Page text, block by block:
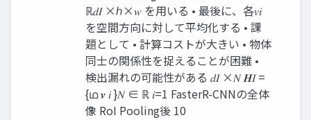
ℝ𝑑𝐼 ×ℎ×𝑤 を用いる • 最後に、各𝑣𝑖
を空間方向に対して平均化する • 課
題として • 計算コストが大きい • 物体
同士の関係性を捉えることが困難 •
検出漏れの可能性がある 𝑑𝐼 ×𝑁 𝑯𝐼 =
{ഥ 𝒗 𝑖 }𝑁 ∈ ℝ 𝑖=1 FasterR-CNNの全体
像 RoI Pooling後 10